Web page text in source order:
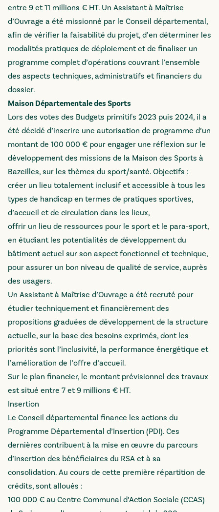
entre 9 et 11 millions € HT. Un Assistant à Maîtrise
d’Ouvrage a été missionné par le Conseil départemental,
afin de vérifier la faisabilité du projet, d’en déterminer les
modalités pratiques de déploiement et de finaliser un
programme complet d’opérations couvrant l’ensemble
des aspects techniques, administratifs et financiers du
dossier.
Maison Départementale des Sports
Lors des votes des Budgets primitifs 2023 puis 2024, il a
été décidé d’inscrire une autorisation de programme d’un
montant de 100 000 € pour engager une réflexion sur le
développement des missions de la Maison des Sports à
Bazeilles, sur les thèmes du sport/santé. Objectifs :
créer un lieu totalement inclusif et accessible à tous les
types de handicap en termes de pratiques sportives,
d’accueil et de circulation dans les lieux,
offrir un lieu de ressources pour le sport et le para-sport,
en étudiant les potentialités de développement du
bâtiment actuel sur son aspect fonctionnel et technique,
pour assurer un bon niveau de qualité de service, auprès
des usagers.
Un Assistant à Maîtrise d’Ouvrage a été recruté pour
étudier techniquement et financièrement des
propositions graduées de développement de la structure
actuelle, sur la base des besoins exprimés, dont les
priorités sont l’inclusivité, la performance énergétique et
l’amélioration de l’offre d’accueil.
Sur le plan financier, le montant prévisionnel des travaux
est situé entre 7 et 9 millions € HT.
Insertion
Le Conseil départemental finance les actions du
Programme Départemental d’Insertion (PDI). Ces
dernières contribuent à la mise en œuvre du parcours
d’insertion des bénéficiaires du RSA et à sa
consolidation. Au cours de cette première répartition de
crédits, sont alloués :
100 000 € au Centre Communal d’Action Sociale (CCAS)